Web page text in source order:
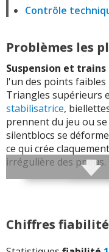
Contrôle
Problèmes les
Suspension et
l'un des points faibles
Triangles supérieurs
stabilisatrice,
prennent du jeu ou
silentblocs se
ce qui crée
irrégulière des pneus.
modifié par des
Chiffres fiabilité